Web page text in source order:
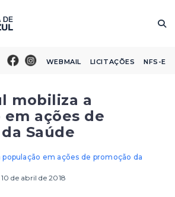
WEBMAIL LICITAÇÕES NFS-E
mobiliza a
ações de
Saúde
em ações de promoção da
10 de abril de 2018